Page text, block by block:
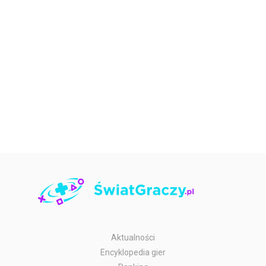
Aktualności
Encyklopedia gier